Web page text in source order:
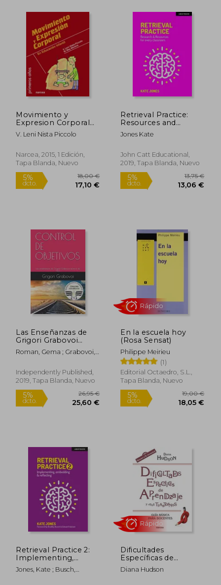
5%
dcto. 22,80 €
5%
dcto.
Rápido
Movimiento y
Expresion Corporal
en Educacion Infantil
V. Leni Nista Piccolo
Narcea, 2015, 1 Edición,
Tapa Blanda, Nuevo
5%
dcto.
18,00 €
17,10 €
Retrieval Practice:
Resources and
Research for Every
Classroom (en Inglés)
Jones Kate
John Catt Educational,
2019, Tapa Blanda, Nuevo
5%
dcto.
Las Enseñanzas de
Grigori Grabovoi
Acerca de Dios:
Control de Objetivos
Roman, Gema ; Grabovoi,
Independently Published,
2019, Tapa Blanda, Nuevo
En la escuela hoy
(Rosa Sensat)
Philippe Meirieu
(1)
Editorial Octaedro, S.L.,
Tapa Blanda, Nuevo
Retrieval Practice 2:
Implementing,
Embedding &
Reflecting (en Inglés)
Jones, Kate ; Busch,
Dificultades
Específicas de
Aprendizaje y Otros
Trastornos: Guía
Diana Hudson